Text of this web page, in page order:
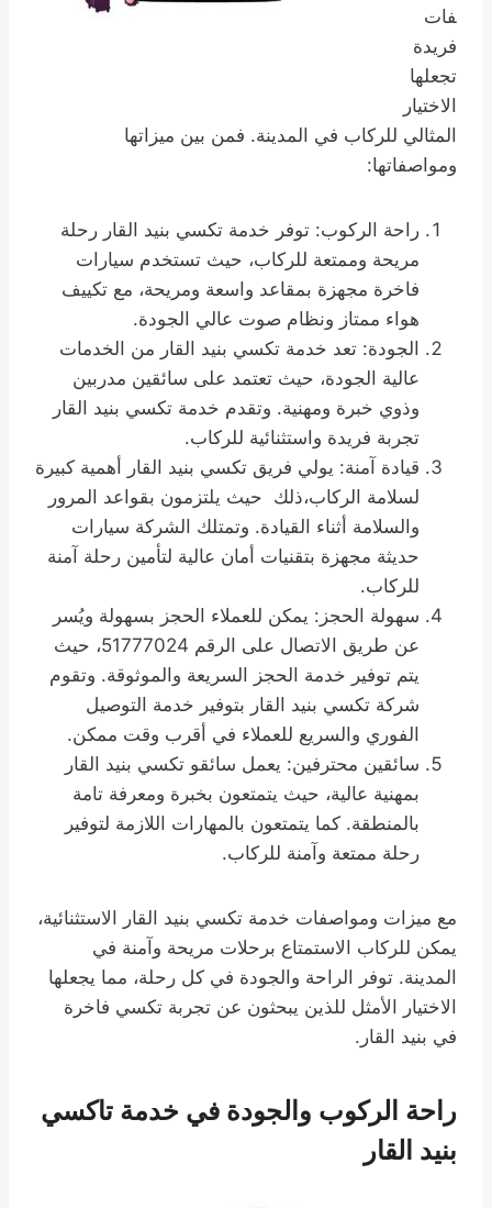
فات
فريدة
تجعلها
الاختيار
المثالي للركاب في المدينة. فمن بين ميزاتها
ومواصفاتها:
راحة الركوب: توفر خدمة تكسي بنيد القار رحلة
مريحة وممتعة للركاب، حيث تستخدم سيارات
فاخرة مجهزة بمقاعد واسعة ومريحة، مع تكييف
هواء ممتاز ونظام صوت عالي الجودة.
الجودة: تعد خدمة تكسي بنيد القار من الخدمات
عالية الجودة، حيث تعتمد على سائقين مدربين
وذوي خبرة ومهنية. وتقدم خدمة تكسي بنيد القار
تجربة فريدة واستثنائية للركاب.
قيادة آمنة: يولي فريق تكسي بنيد القار أهمية كبيرة
لسلامة الركاب،ذلك حيث يلتزمون بقواعد المرور
والسلامة أثناء القيادة. وتمتلك الشركة سيارات
حديثة مجهزة بتقنيات أمان عالية لتأمين رحلة آمنة
للركاب.
سهولة الحجز: يمكن للعملاء الحجز بسهولة ويُسر
عن طريق الاتصال على الرقم 51777024، حيث
يتم توفير خدمة الحجز السريعة والموثوقة. وتقوم
شركة تكسي بنيد القار بتوفير خدمة التوصيل
الفوري والسريع للعملاء في أقرب وقت ممكن.
سائقين محترفين: يعمل سائقو تكسي بنيد القار
بمهنية عالية، حيث يتمتعون بخبرة ومعرفة تامة
بالمنطقة. كما يتمتعون بالمهارات اللازمة لتوفير
رحلة ممتعة وآمنة للركاب.
مع ميزات ومواصفات خدمة تكسي بنيد القار الاستثنائية،
يمكن للركاب الاستمتاع برحلات مريحة وآمنة في
المدينة. توفر الراحة والجودة في كل رحلة، مما يجعلها
الاختيار الأمثل للذين يبحثون عن تجربة تكسي فاخرة
في بنيد القار.
راحة الركوب والجودة في خدمة تاكسي
بنيد القار